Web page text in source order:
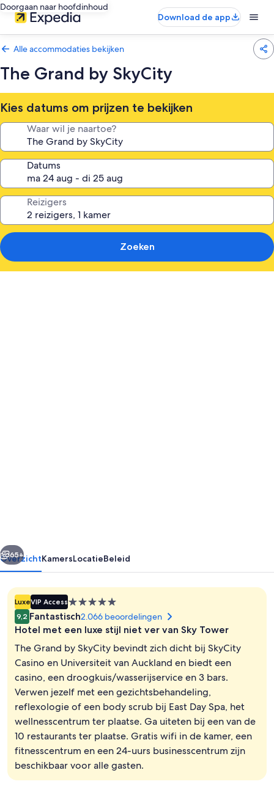
Doorgaan naar hoofdinhoud
Download de app
Alle accommodaties bekijken
The Grand by SkyCity
Kies datums om prijzen te bekijken
Waar wil je naartoe?
Datums
Reizigers
Zoeken
Voorkant accommodatie - avond/
Volgende
65+
OverzichtKamersLocatieBeleid
LuxeVIP Access5.0-
sterrenaccommodatie
9,2 Fantastisch2.066 beoordelingen
Hotel met een luxe stijl niet ver van Sky Tower
The Grand by SkyCity bevindt zich dicht bij SkyCity
Casino en Universiteit van Auckland en biedt een
casino, een droogkuis/wasserijservice en 3 bars.
Verwen jezelf met een gezichtsbehandeling,
reflexologie of een body scrub bij East Day Spa, het
wellnesscentrum ter plaatse. Ga uiteten bij een van de
10 restaurants ter plaatse. Gratis wifi in de kamer, een
fitnesscentrum en een 24-uurs businesscentrum zijn
beschikbaar voor alle gasten.